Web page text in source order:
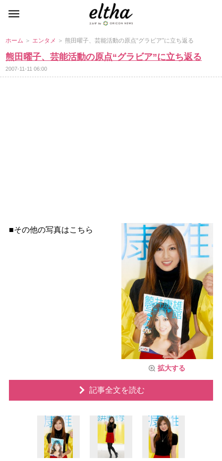
ホーム ＞ エンタメ ＞ 熊田曜子、芸能活動の原点“グラビア”に立ち返る
熊田曜子、芸能活動の原点“グラビア”に立ち返る
2007-11-11 06:00
拡大する
■その他の写真はこちら
記事全文を読む